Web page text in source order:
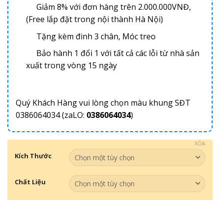
Giảm 8% với đơn hàng trên 2.000.000VNĐ,
(Free lắp đặt trong nội thành Hà Nội)
Tặng kèm đinh 3 chân, Móc treo
Bảo hành 1 đổi 1 với tất cả các lỗi từ nhà sản
xuất trong vòng 15 ngày
Quý Khách Hàng vui lòng chọn màu khung SĐT
0386064034 (zaLO: 0386064034)
Kích Thước
Chất Liệu
XÓA